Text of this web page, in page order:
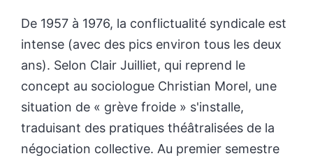
De 1957 à 1976, la conflictualité syndicale est
intense (avec des pics environ tous les deux
ans). Selon Clair Juilliet, qui reprend le
concept au sociologue Christian Morel, une
situation de « grève froide » s'installe,
traduisant des pratiques théâtralisées de la
négociation collective. Au premier semestre